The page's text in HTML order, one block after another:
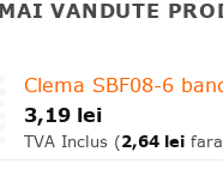
VANDUTE
Clema SBF08-6
3,19 lei
TVA Inclus (2,64 lei